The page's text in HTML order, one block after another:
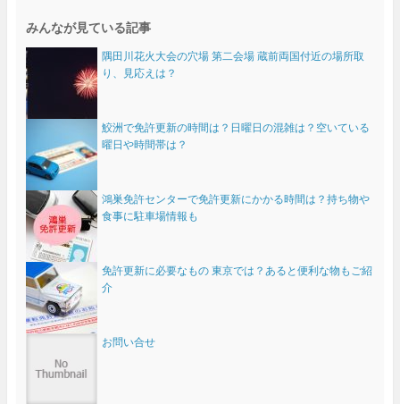
みんなが見ている記事
隅田川花火大会の穴場 第二会場 蔵前両国付近の場所取
り、見応えは？
鮫洲で免許更新の時間は？日曜日の混雑は？空いている
曜日や時間帯は？
鴻巣免許センターで免許更新にかかる時間は？持ち物や
食事に駐車場情報も
免許更新に必要なもの 東京では？あると便利な物もご紹
介
お問い合せ